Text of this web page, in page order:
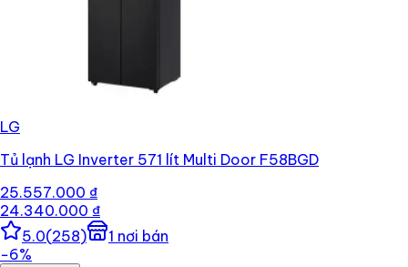
LG
Tủ lạnh LG Inverter 571 lít Multi Door F58BGD
25.557.000 ₫
24.340.000 ₫
5.0(258) 1 nơi bán
−6%